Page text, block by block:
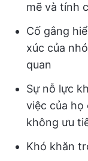
mẽ và tính
Cố gắng
xúc của
quan
Sự nỗ lực
việc của họ
không ưu
Khó khăn